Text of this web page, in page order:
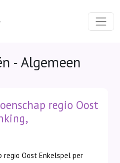
- Algemeen
regio Oost
regio Oost Enkelspel per